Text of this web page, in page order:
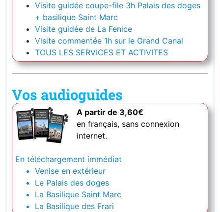
Visite guidée coupe-file 3h Palais des doges
+ basilique Saint Marc
Visite guidée de La Fenice
Visite commentée 1h sur le Grand Canal
TOUS LES SERVICES ET ACTIVITES
Vos audioguides
A partir de 3,60€
en français, sans connexion
internet.
En téléchargement immédiat
Venise en extérieur
Le Palais des doges
La Basilique Saint Marc
La Basilique des Frari